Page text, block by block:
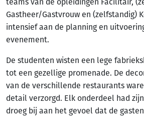
Gastheer/Gastvrouw en (zelfstandig)
intensief aan de planning en
evenement.
De studenten wisten een lege
tot een gezellige promenade. De
van de verschillende restaurants
detail verzorgd. Elk onderdeel had
droeg bij aan het gevoel dat de